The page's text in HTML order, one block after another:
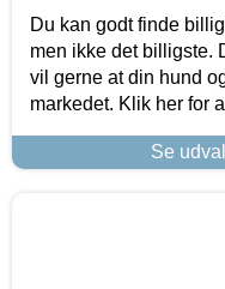
Du kan godt finde
men ikke det billigste.
vil gerne at din hund
markedet. Klik her for
Se